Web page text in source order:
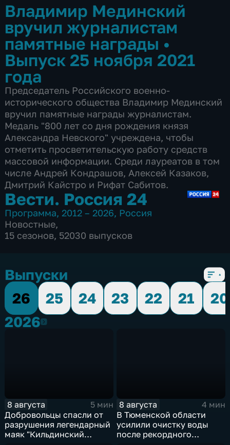
Владимир Мединский
вручил журналистам
памятные награды •
Выпуск 25 ноября 2021
года
Председатель Российского военно-
исторического общества Владимир Мединский
вручил памятные награды журналистам.
Медаль "800 лет со дня рождения князя
Александра Невского" учреждена, чтобы
отметить просветительскую работу средств
массовой информации. Среди лауреатов в том
числе Андрей Кондрашов, Алексей Казаков,
Дмитрий Кайстро и Рифат Сабитов.
Вести. Россия 24
Программа, 2012 – 2026, Россия
Новостные,
15 сезонов, 52030 выпусков
Выпуски
26
25 24 23 22 21
20
20262026
8 августа
5 мин
Добровольцы спасли от
разрушения легендарный
маяк "Кильдинский
8 августа
4 мин
В Тюменской области
усилили очистку воды
после рекордного